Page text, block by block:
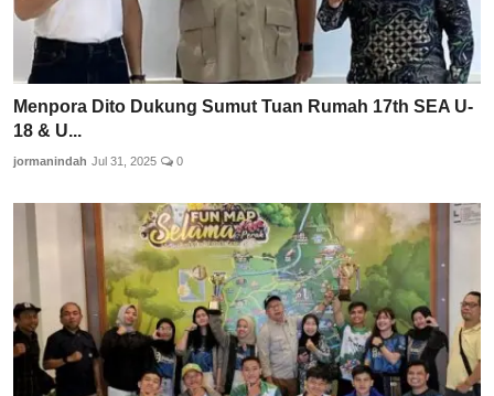
Menpora Dito Dukung Sumut Tuan Rumah 17th SEA U-
18 & U...
jormanindah Jul 31, 2025 0